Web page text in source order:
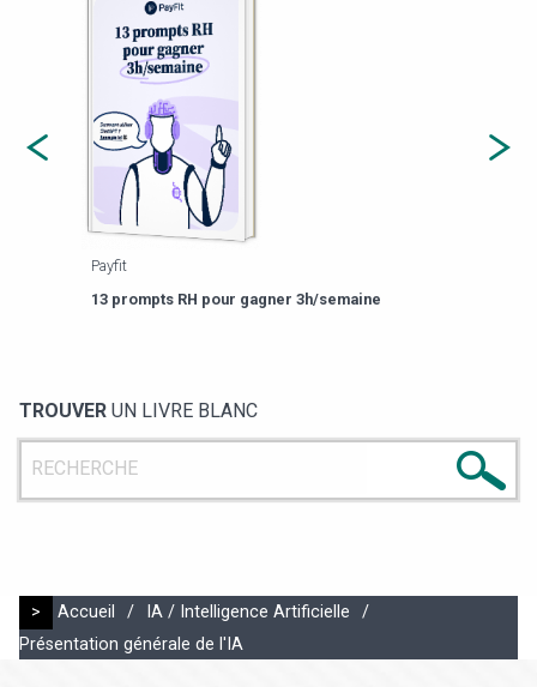
Payfit
13 prompts RH pour gagner 3h/semaine
TROUVER UN LIVRE BLANC
> Accueil / IA / Intelligence Artificielle
/
Présentation générale de l'IA